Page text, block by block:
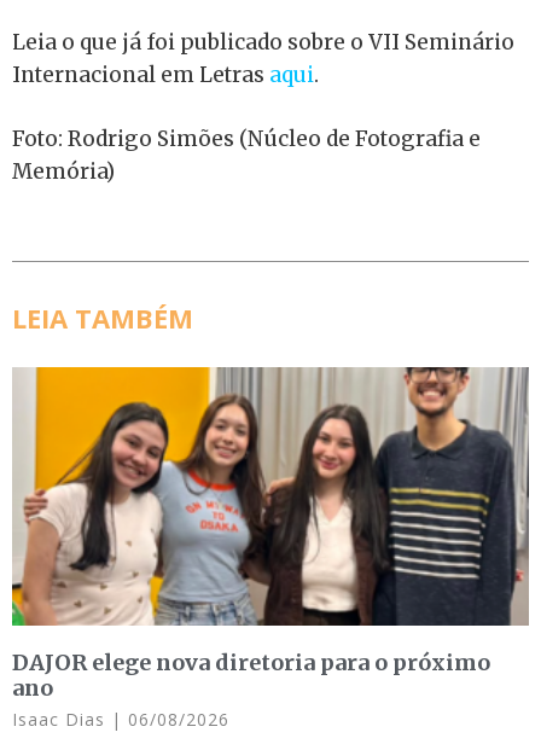
Leia o que já foi publicado sobre o VII Seminário
Internacional em Letras aqui.
Foto: Rodrigo Simões (Núcleo de Fotografia e
Memória)
LEIA TAMBÉM
DAJOR elege nova diretoria para o próximo
ano
Isaac Dias 06/08/2026